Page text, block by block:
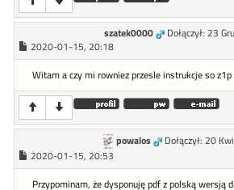
szatek0000
Dołączył: 23
2020-01-15, 20:18
Witam a czy mi rowniez przesle instrukcje so z1p
powalos
Dołączył: 20
2020-01-15, 20:53
Przypominam, że dysponuję pdf z polską wersją